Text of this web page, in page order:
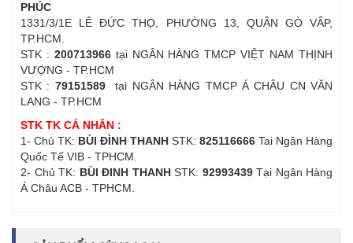
PHÚC
1331/3/1E LÊ ĐỨC THỌ, PHƯỜNG 13, QUẬN GÒ VẤP,
TP.HCM.
STK : 200713966tại NGÂN HÀNG TMCP VIỆT NAM THỊNH
VƯỢNG - TP.HCM
STK : 79151589tại NGÂN HÀNG TMCP Á CHÂU CN VĂN
LANG - TP.HCM
STK TK CÁ NHÂN :
1- Chủ TK: BÙI ĐÌNH THANH STK: 825116666 Tai Ngân Hàng
Quốc Tế VIB - TPHCM.
2- Chủ TK: BÙI ĐINH THANHSTK: 92993439Tại Ngân Hàng
Á Châu ACB - TPHCM.